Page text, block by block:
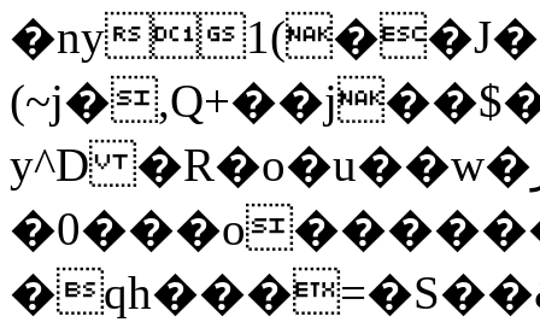
�ny1(��J�
y^D �R�o�u��w�ر�l� !�c� �